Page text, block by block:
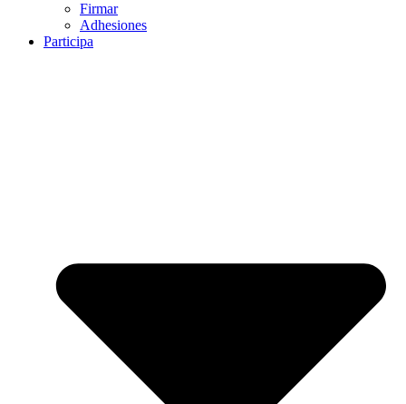
Firmar
Adhesiones
Participa